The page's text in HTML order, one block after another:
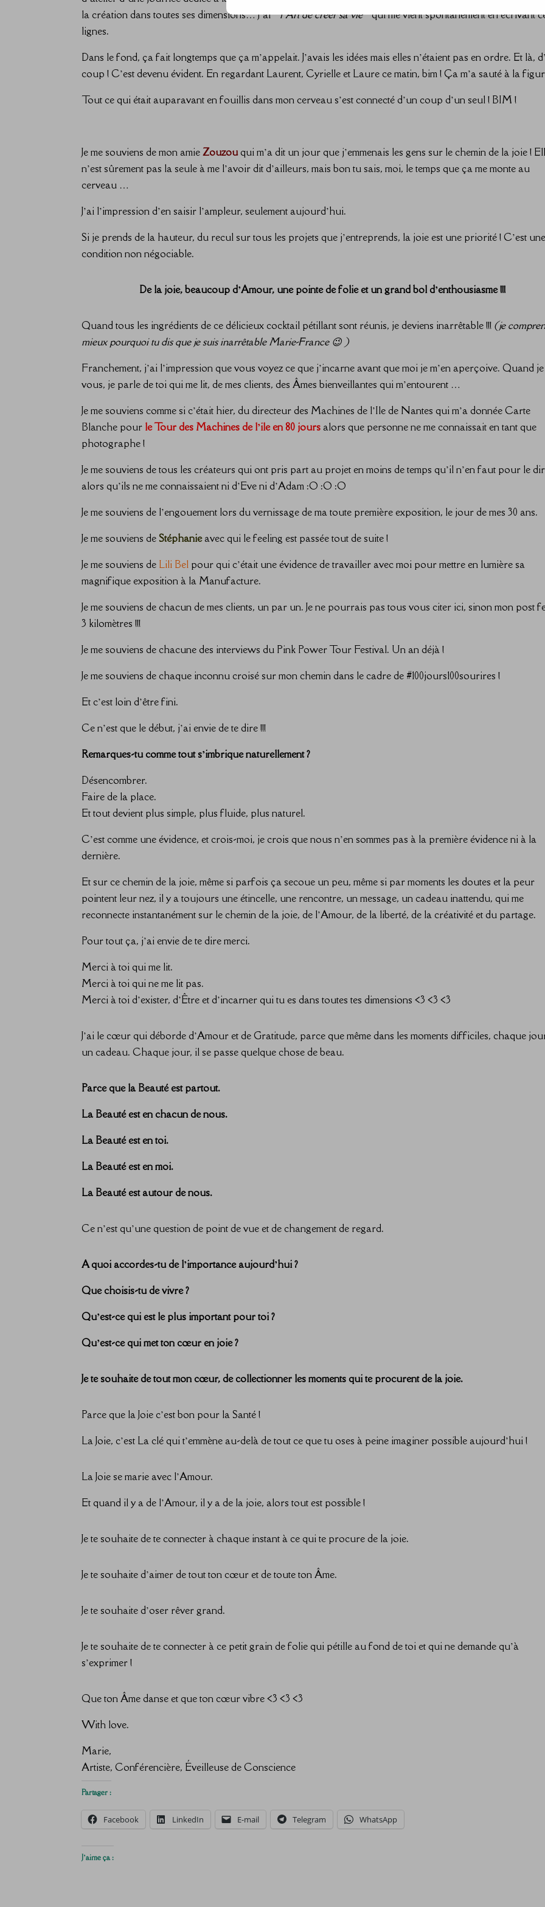
la création dans toutes ses dimensions… J’ai« l’Art de créer sa vie »qui me vient spontanément en écrivant
lignes.
Dans le fond, ça fait longtemps que ça m’appelait. J’avais les idées mais elles n’étaient pas en ordre. Et là,
coup ! C’est devenu évident. En regardant Laurent, Cyrielle​ et Laure​ ce matin, bim ! Ça m’a sauté à la
Tout ce qui était auparavant en fouillis dans mon cerveau s’est connecté d’un coup d’un seul ! BIM !
Je me souviens de mon amieZouzouqui m’a dit un jour que j’emmenais les gens sur le chemin de la joie !
n’est sûrement pas la seule à me l’avoir dit d’ailleurs, mais bon tu sais, moi, le temps que ça me monte au
cerveau …
J’ai l’impression d’en saisir l’ampleur, seulement aujourd’hui.
Si je prends de la hauteur, du recul sur tous les projets que j’entreprends, la joie est une priorité ! C’est
condition non négociable.
De la joie, beaucoup d’Amour, une pointe de folie et un grand bol d’enthousiasme !!!
Quand tous les ingrédients de ce délicieux cocktail pétillant sont réunis, je deviens inarrêtable !!! (je
mieux pourquoi tu dis que je suis inarrêtable Marie-France​ 😉 )
Franchement, j’ai l’impression que vous voyez ce que j’incarne avant que moi je m’en aperçoive. Quand
vous, je parle de toi qui me lit, de mes clients, des Âmes bienveillantes qui m’entourent …
Je me souviens comme si c’était hier, du directeur des Machines de l’Ile de Nantes​ qui m’a donnée Carte
Blanche pour le Tour des Machines de l’ile en 80 jours alors que personne ne me connaissait en tant que
photographe !
Je me souviens de tous les créateurs qui ont pris part au projet en moins de temps qu’il n’en faut pour le
alors qu’ils ne me connaissaient ni d’Eve ni d’Adam :O :O :O
Je me souviens de l’engouement lors du vernissage de ma toute première exposition, le jour de mes 30 ans.
Je me souviens deStéphanie​avec qui le feeling est passée tout de suite !
Je me souviens de Lili Bel pour qui c’était une évidence de travailler avec moi pour mettre en lumière sa
magnifique exposition à la Manufacture.
Je me souviens de chacun de mes clients, un par un. Je ne pourrais pas tous vous citer ici, sinon mon post
3 kilomètres !!!
Je me souviens de chacune des interviews du Pink Power Tour Festival. Un an déjà !
Je me souviens de chaque inconnu croisé sur mon chemin dans le cadre de #100jours100sourires !
Et c’est loin d’être fini.
Ce n’est que le début, j’ai envie de te dire !!!
Remarques-tu comme tout s’imbrique naturellement ?
Désencombrer.
Faire de la place.
Et tout devient plus simple, plus fluide, plus naturel.
C’est comme une évidence, et crois-moi, je crois que nous n’en sommes pas à la première évidence ni à la
dernière.
Et sur ce chemin de la joie, même si parfois ça secoue un peu, même si par moments les doutes et la peur
pointent leur nez, il y a toujours une étincelle, une rencontre, un message, un cadeau inattendu, qui me
reconnecte instantanément sur le chemin de la joie, de l’Amour, de la liberté, de la créativité et du partage.
Pour tout ça, j’ai envie de te dire merci.
Merci à toi qui me lit.
Merci à toi qui ne me lit pas.
Merci à toi d’exister, d’Être et d’incarner qui tu es dans toutes tes dimensions <3 <3 <3
J’ai le cœur qui déborde d’Amour et de Gratitude, parce que même dans les moments difficiles, chaque
un cadeau. Chaque jour, il se passe quelque chose de beau.
Parce que la Beauté est partout.
La Beauté est en chacun de nous.
La Beauté est en toi.
La Beauté est en moi.
La Beauté est autour de nous.
Ce n’est qu’une question de point de vue et de changement de regard.
A quoi accordes-tu de l’importance aujourd’hui ?
Que choisis-tu de vivre ?
Qu’est-ce qui est le plus important pour toi ?
Qu’est-ce qui met ton cœur en joie ?
Je te souhaite de tout mon cœur, de collectionner les moments qui te procurent de la joie.
Parce que la Joie c’est bon pour la Santé !
La Joie, c’est La clé qui t’emmène au-delà de tout ce que tu oses à peine imaginer possible aujourd’hui !
La Joie se marie avec l’Amour.
Et quand il y a de l’Amour, il y a de la joie, alors tout est possible !
Je te souhaite de te connecter à chaque instant à ce qui te procure de la joie.
Je te souhaite d’aimer de tout ton cœur et de toute ton Âme.
Je te souhaite d’oser rêver grand.
Je te souhaite de te connecter à ce petit grain de folie qui pétille au fond de toi et qui ne demande qu’à
s’exprimer !
Que ton Âme danse et que ton cœur vibre <3 <3 <3
With love.
Marie,
Artiste, Conférencière, Éveilleuse de Conscience
Partager :
Facebook LinkedIn E-mail Telegram WhatsApp
J’aime ça :